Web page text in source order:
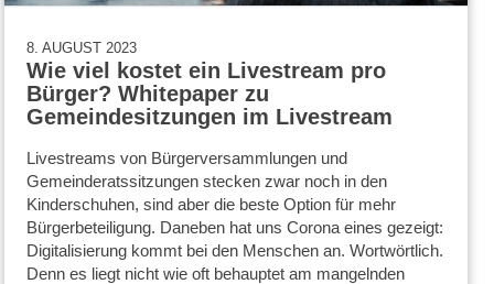
8. AUGUST 2023
Wie viel kostet ein Livestream pro
Bürger? Whitepaper zu
Gemeindesitzungen im Livestream
Livestreams von Bürgerversammlungen und
Gemeinderatssitzungen stecken zwar noch in den
Kinderschuhen, sind aber die beste Option für mehr
Bürgerbeteiligung. Daneben hat uns Corona eines gezeigt:
Digitalisierung kommt bei den Menschen an. Wortwörtlich.
Denn es liegt nicht wie oft behauptet am mangelnden